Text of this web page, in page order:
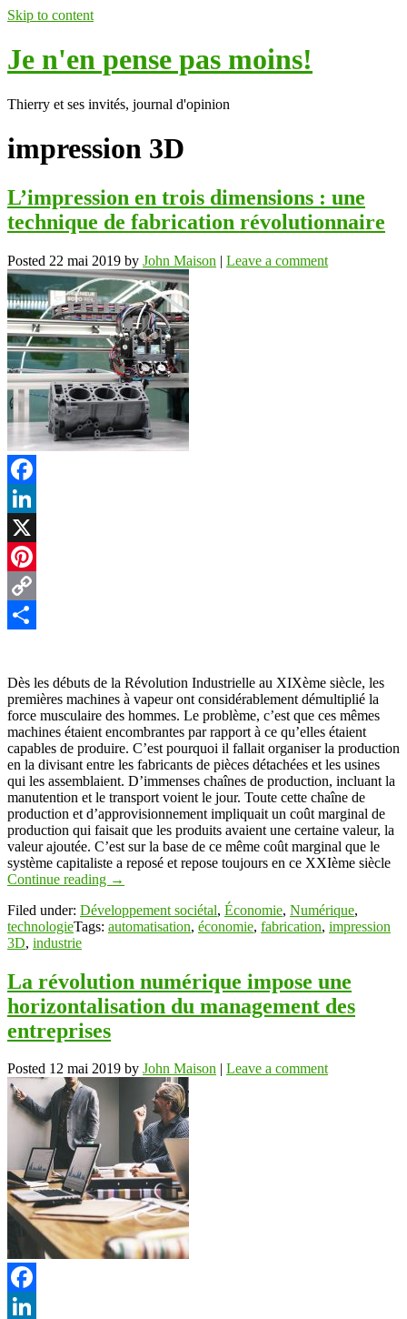
Skip to content
Je n'en pense pas moins!
Thierry et ses invités, journal d'opinion
impression 3D
L’impression en trois dimensions : une
technique de fabrication révolutionnaire
Posted 22 mai 2019 by John Maison | Leave a comment
Facebook
LinkedIn
X
Pinterest
Copy
Dès les débuts de la Révolution Industrielle au XIXème siècle, les
premières machines à vapeur ont considérablement démultiplié la
force musculaire des hommes. Le problème, c’est que ces mêmes
machines étaient encombrantes par rapport à ce qu’elles étaient
capables de produire. C’est pourquoi il fallait organiser la production
en la divisant entre les fabricants de pièces détachées et les usines
qui les assemblaient. D’immenses chaînes de production, incluant la
manutention et le transport voient le jour. Toute cette chaîne de
production et d’approvisionnement impliquait un coût marginal de
production qui faisait que les produits avaient une certaine valeur, la
valeur ajoutée. C’est sur la base de ce même coût marginal que le
système capitaliste a reposé et repose toujours en ce XXIème siècle
Continue reading →
Filed under: Développement sociétal, Économie, Numérique,
technologieTags: automatisation, économie, fabrication, impression
3D, industrie
La révolution numérique impose une
horizontalisation du management des
entreprises
Posted 12 mai 2019 by John Maison Leave a comment
Facebook